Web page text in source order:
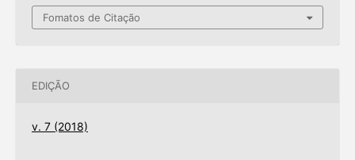
Fomatos de Citação
EDIÇÃO
v. 7 (2018)